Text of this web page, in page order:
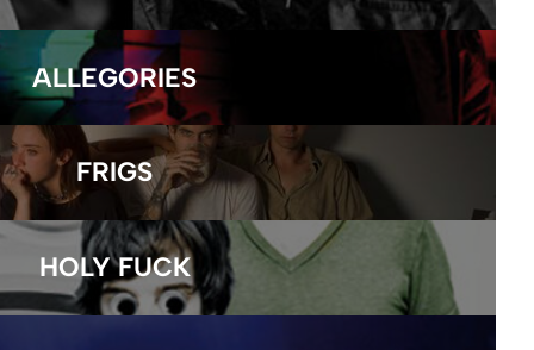
ALLEGORIES
FRIGS
HOLY FUCK